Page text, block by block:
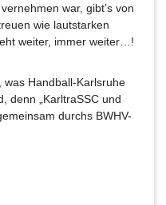
war, gibt’s von
wie lautstarken
weiter, immer weiter…!
was Handball-Karlsruhe
denn „KarltraSSC und
durchs BWHV-